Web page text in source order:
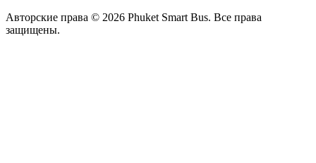
Авторские права © 2026 Phuket Smart Bus. Все права
защищены.